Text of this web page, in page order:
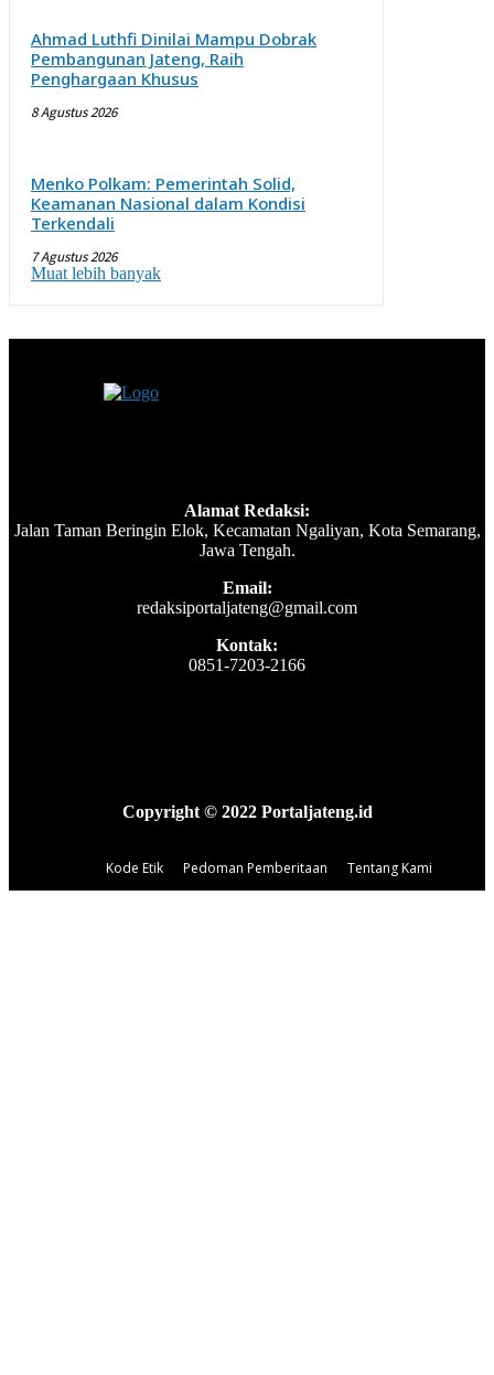
Ahmad Luthfi Dinilai Mampu Dobrak
Pembangunan Jateng, Raih
Penghargaan Khusus
8 Agustus 2026
Menko Polkam: Pemerintah Solid,
Keamanan Nasional dalam Kondisi
Terkendali
7 Agustus 2026
Muat lebih banyak
Alamat Redaksi:
Jalan Taman Beringin Elok, Kecamatan Ngaliyan, Kota Semarang,
Jawa Tengah.
Email:
redaksiportaljateng@gmail.com
Kontak:
0851-7203-2166
Copyright © 2022 Portaljateng.id
Kode Etik Pedoman Pemberitaan Tentang Kami